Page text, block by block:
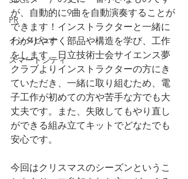
PR
インタビュー
スマートシティ
が、自動的に9曲を自動演奏することが
できます！インストラクターと一緒に
わかりやすく部品や構造を学び、工作
をします。日立技術士会サイエンス夢
クラブよりインストラクターの方にき
ていただき、一緒に取り組むため、電
子工作が初めての方や苦手な方でも大
丈夫です。また、失敗してもやり直し
ができる組み立てキットでどなたでも
安心です。
今回はクリスマスのシーズンというこ